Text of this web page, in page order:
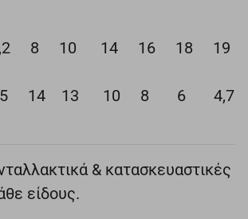
8 10 14 16 18 19
14 13 10 8 6 4,7
& κατασκευαστικές
είδους.